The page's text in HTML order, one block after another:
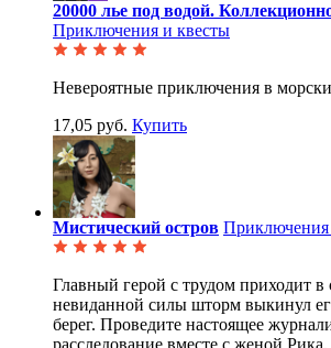
20000 лье под водой.
Приключения и квесты
Невероятные приключения в
17,05 руб. Купить
Мистический остров Приключения
Главный герой с трудом приходит в
невиданной силы шторм выкинул
берег. Проведите настоящее